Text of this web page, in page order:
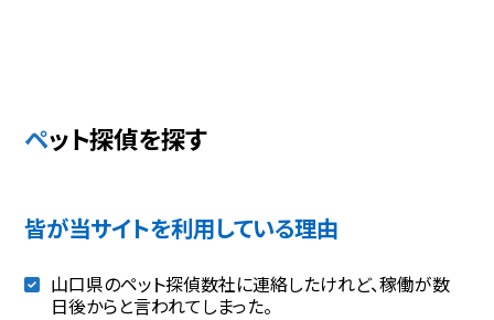
ペット探偵を探す
皆が当サイトを利用している理由
山口県のペット探偵数社に連絡したけれど、稼働が数
日後からと言われてしまった。